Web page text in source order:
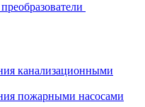
канализационными
пожарными насосами